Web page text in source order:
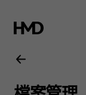
Nokia
2720
用